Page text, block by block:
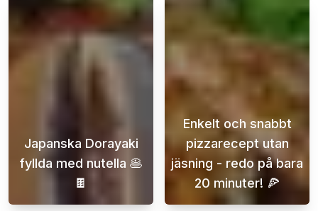
Japanska Dorayaki
fyllda med nutella 🥞
🍫
Upptäck den förtrollande världen av
Enkelt och snabbt
pizzarecept utan
jäsning - redo på bara
20 minuter! 🍕
Letar du